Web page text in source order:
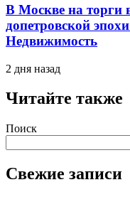
В Москве на торги
допетровской
Недвижимость
2 дня назад
Читайте также
Поиск
Свежие записи